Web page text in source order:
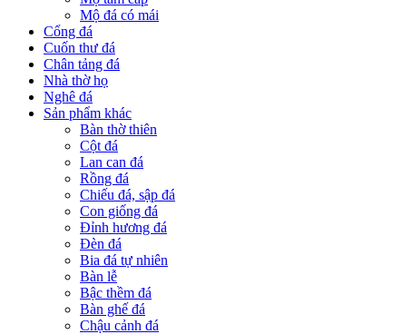
Mộ đá có mái
Cổng đá
Cuốn thư đá
Chân tảng đá
Nhà thờ họ
Nghê đá
Sản phẩm khác
Bàn thờ thiên
Cột đá
Lan can đá
Rồng đá
Chiếu đá, sập đá
Con giống đá
Đỉnh hương đá
Đèn đá
Bia đá tự nhiên
Bàn lễ
Bậc thềm đá
Bàn ghế đá
Chậu cảnh đá